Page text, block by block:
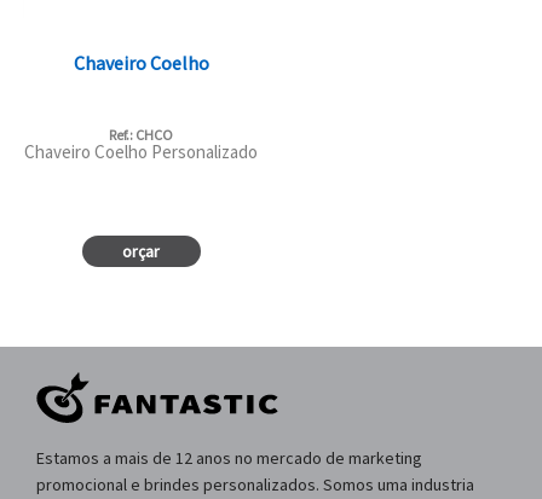
Chaveiro Coelho
Ref.: CHCO
Chaveiro Coelho Personalizado
orçar
Estamos a mais de 12 anos no mercado de marketing
promocional e brindes personalizados. Somos uma industria